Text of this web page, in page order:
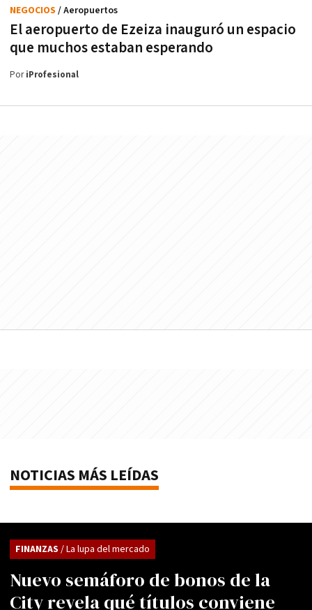
El aeropuerto de Ezeiza inauguró un espacio
que muchos estaban esperando
NEGOCIOS / Aeropuertos
PoriProfesional
NOTICIAS MÁS LEÍDAS
Nuevo semáforo de bonos de la
City revela qué títulos conviene
FINANZAS / La lupa del mercado